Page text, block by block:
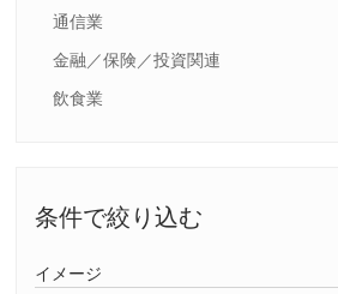
通信業
金融／保険／投資関連
飲食業
条件で絞り込む
イメージ